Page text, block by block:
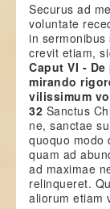
Securus ad
voluntate
in
crevit etiam,
Caput VI -
mirando
vilissimum
32 Sanctus
ne, sanctae
quoquo modo
quam ad
ad maximae
relinqueret.
aliorum etiam